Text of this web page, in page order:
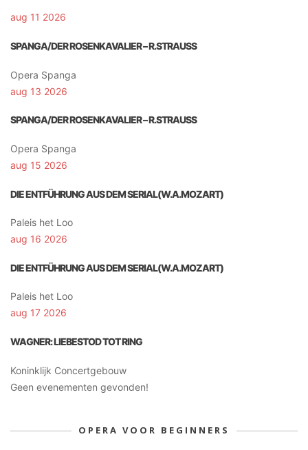
aug 11 2026
SPANGA/DER ROSENKAVALIER – R.STRAUSS
Opera Spanga
aug 13 2026
SPANGA/DER ROSENKAVALIER – R.STRAUSS
Opera Spanga
aug 15 2026
DIE ENTFÜHRUNG AUS DEM SERIAL(W.A.MOZART)
Paleis het Loo
aug 16 2026
DIE ENTFÜHRUNG AUS DEM SERIAL(W.A.MOZART)
Paleis het Loo
aug 17 2026
WAGNER: LIEBESTOD TOT RING
Koninklijk Concertgebouw
Geen evenementen gevonden!
OPERA VOOR BEGINNERS